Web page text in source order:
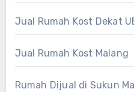
Jual Rumah Kost Dekat
Jual Rumah Kost Malang
Rumah Dijual di Sukun